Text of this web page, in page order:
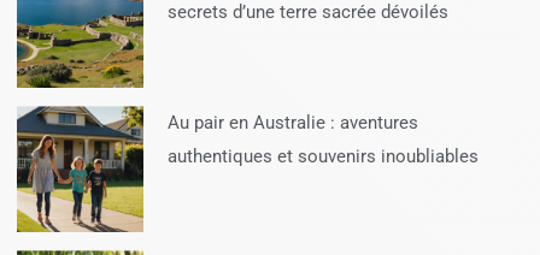
secrets d’une terre sacrée dévoilés
Au pair en Australie : aventures
authentiques et souvenirs inoubliables